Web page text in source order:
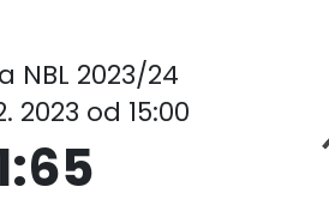
NBL 2023/24
2023 od 15:00